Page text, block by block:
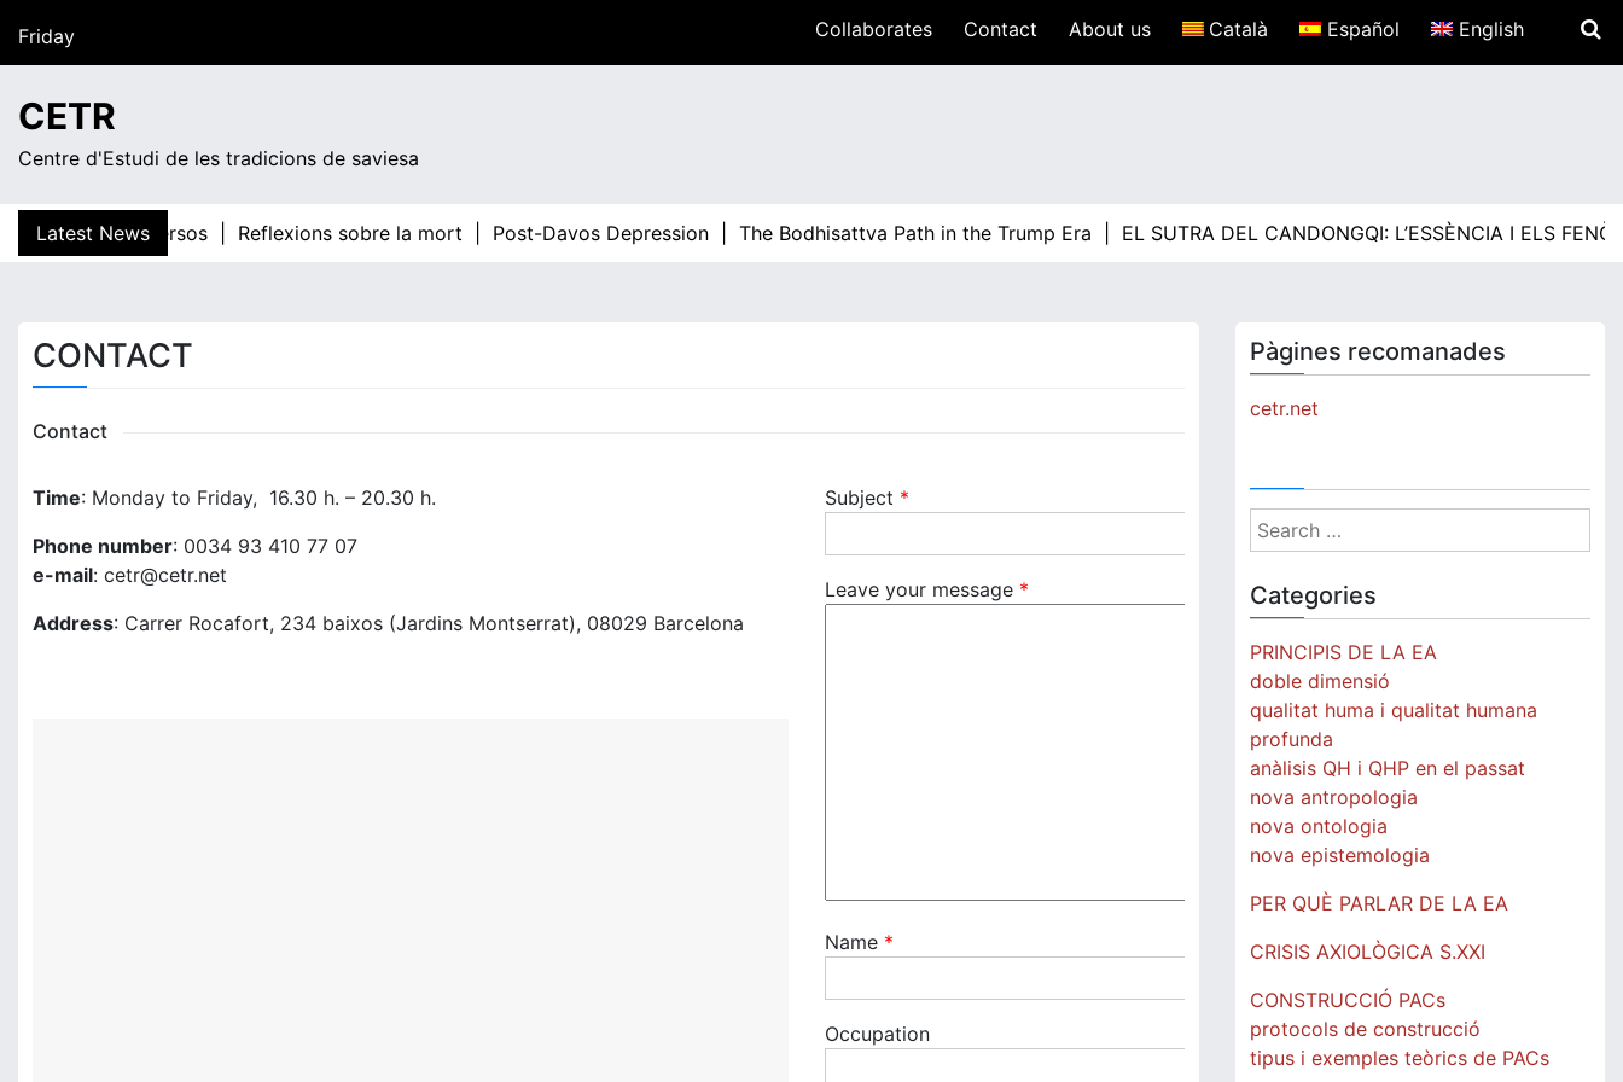
content
Friday Collaborates Contact About us Català Español English
CETR
Centre d'Estudi de les tradicions de saviesa
Latest News
sus cuarenta versos | Reflexions sobre la mort | Post-Davos Depression | The Bodhisattva Path in the Trump Era | EL SUTRA DEL CANDONGQI: L’ESSÈNCIA I ELS
CONTACT
Contact
Time: Monday to Friday, 16.30 h. – 20.30 h.
Phone number: 0034 93 410 77 07
e-mail: cetr@cetr.net
Address: Carrer Rocafort, 234 baixos (Jardins Montserrat), 08029 Barcelona
Subject *
Leave your message *
Name *
Occupation
Pàgines recomanades
cetr.net
Search
for:
Categories
PRINCIPIS DE LA EA
doble dimensió
qualitat huma i qualitat humana
profunda
anàlisis QH i QHP en el passat
nova antropologia
nova ontologia
nova epistemologia
PER QUÈ PARLAR DE LA EA
CRISIS AXIOLÒGICA S.XXI
CONSTRUCCIÓ PACs
protocols de construcció
tipus i exemples teòrics de PACs